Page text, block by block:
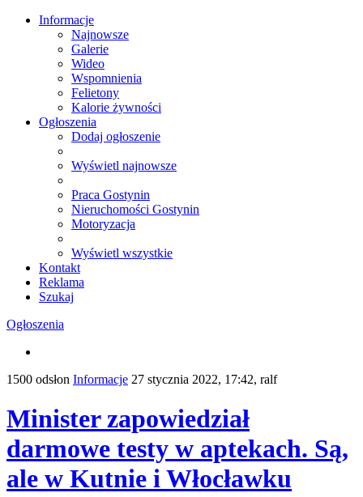
Informacje
Najnowsze
Galerie
Wideo
Wspomnienia
Felietony
Kalorie żywności
Ogłoszenia
Dodaj ogłoszenie
Wyświetl najnowsze
Praca Gostynin
Nieruchomości Gostynin
Motoryzacja
Wyświetl wszystkie
Kontakt
Reklama
Szukaj
Ogłoszenia
1500 odsłon Informacje 27 stycznia 2022, 17:42, ralf
Minister zapowiedział
darmowe testy w aptekach. Są,
ale w Kutnie i Włocławku